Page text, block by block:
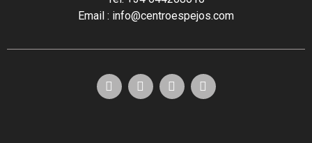
Email : info@centroespejos.com